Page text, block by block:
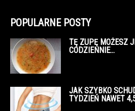
POPULARNE POSTY
TĘ ZUPĘ MOŻESZ
CODZIENNIE…
JAK SZYBKO
TYDZIEŃ NAWET